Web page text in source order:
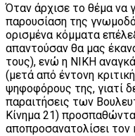
Όταν άρχισε το θέμα να
παρουσίαση της
ορισμένα κόμματα
απαντούσαν θα μας
τους), ενώ η ΝΙΚΗ
(μετά από έντονη
ψηφοφόρους της, γιατί
παραιτήσεις των
Κίνημα 21)
αποπροσανατολίσει τον